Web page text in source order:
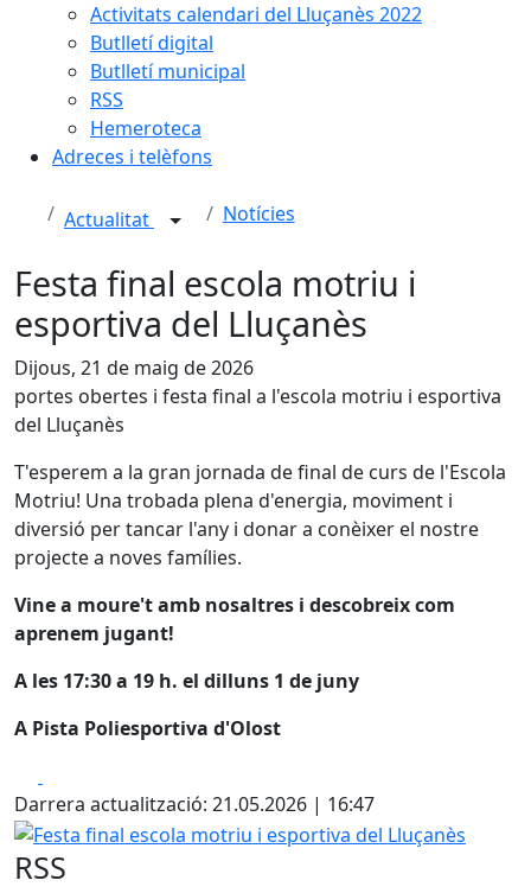
Activitats calendari del Lluçanès 2022
Butlletí digital
Butlletí municipal
RSS
Hemeroteca
Adreces i telèfons
Actualitat Notícies
Festa final escola motriu i
esportiva del Lluçanès
Dijous, 21 de maig de 2026
portes obertes i festa final a l'escola motriu i esportiva
del Lluçanès
T'esperem a la gran jornada de final de curs de l'Escola
Motriu! Una trobada plena d'energia, moviment i
diversió per tancar l'any i donar a conèixer el nostre
projecte a noves famílies.
Vine a moure't amb nosaltres i descobreix com
aprenem jugant!
A les 17:30 a 19 h. el dilluns 1 de juny
A Pista Poliesportiva d'Olost
Darrera actualització: 21.05.2026 | 16:47
Festa final escola motriu i esportiva del Lluçanès
RSS